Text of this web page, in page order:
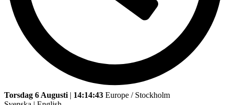
Torsdag 6 Augusti | 14:14:43 Europe / Stockholm